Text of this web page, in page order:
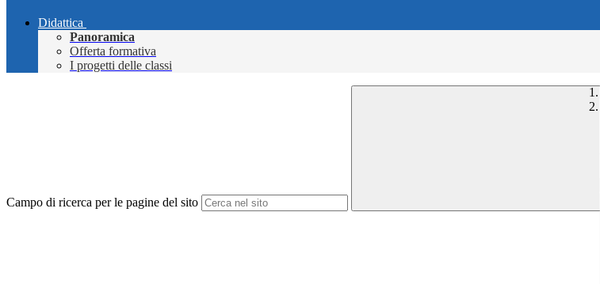
Didattica
Panoramica
Offerta formativa
I progetti delle classi
Campo di ricerca per le pagine del sito